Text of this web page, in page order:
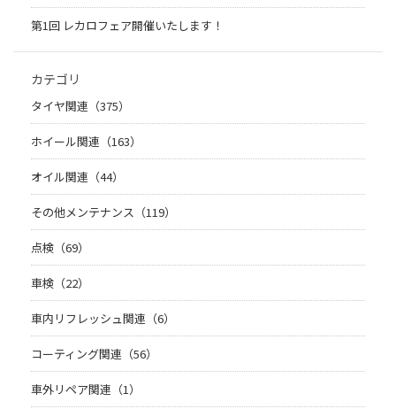
第1回 レカロフェア開催いたします！
カテゴリ
タイヤ関連（375）
ホイール関連（163）
オイル関連（44）
その他メンテナンス（119）
点検（69）
車検（22）
車内リフレッシュ関連（6）
コーティング関連（56）
車外リペア関連（1）